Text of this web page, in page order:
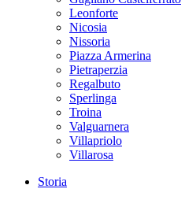
Leonforte
Nicosia
Nissoria
Piazza Armerina
Pietraperzia
Regalbuto
Sperlinga
Troina
Valguarnera
Villapriolo
Villarosa
Storia